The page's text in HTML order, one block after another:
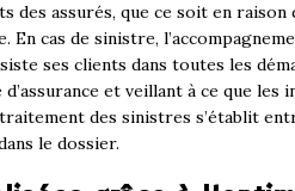
des assurés, que ce soit en raison
cas de sinistre,
ses clients dans toutes les
d’assurance et veillant à ce que
des sinistres s’établit
le dossier.